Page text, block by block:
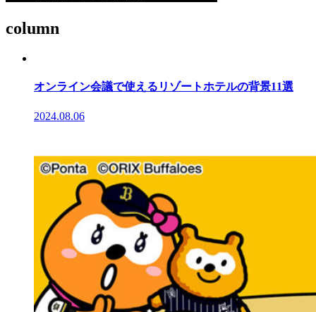
column
オンライン会議で使えるリゾートホテルの背景11選
2024.08.06